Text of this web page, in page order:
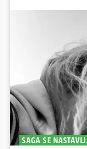
SAGA SE